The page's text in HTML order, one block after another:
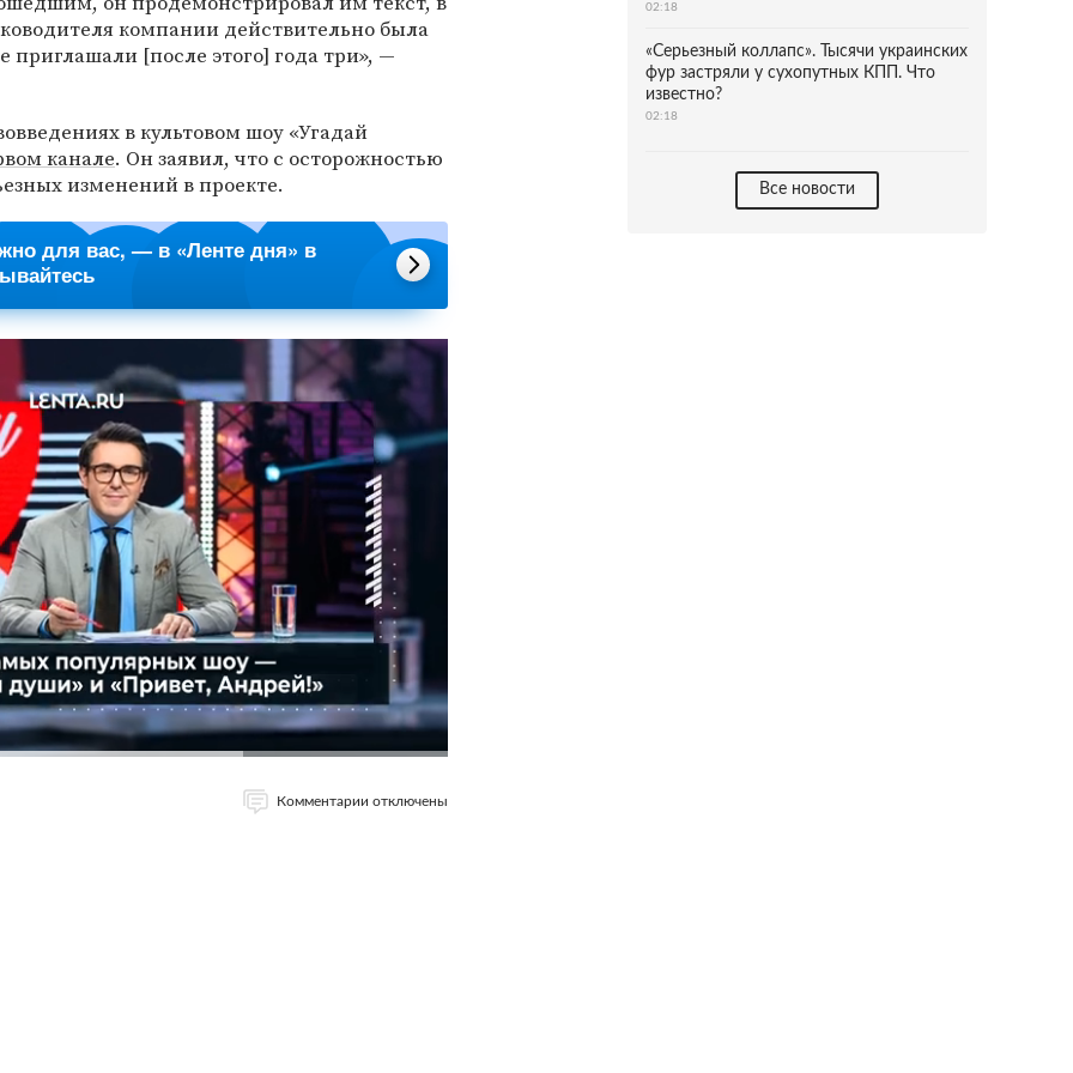
компании действительно была
[после этого] года три», —
в культовом шоу «Угадай
канале. Он заявил, что с осторожностью
изменений в проекте.
для вас, — в «Ленте дня» в
Комментарии отключены
02:18
«Серьезный коллапс». Тысячи украинских
фур застряли у сухопутных КПП. Что
известно?
02:18
Все новости